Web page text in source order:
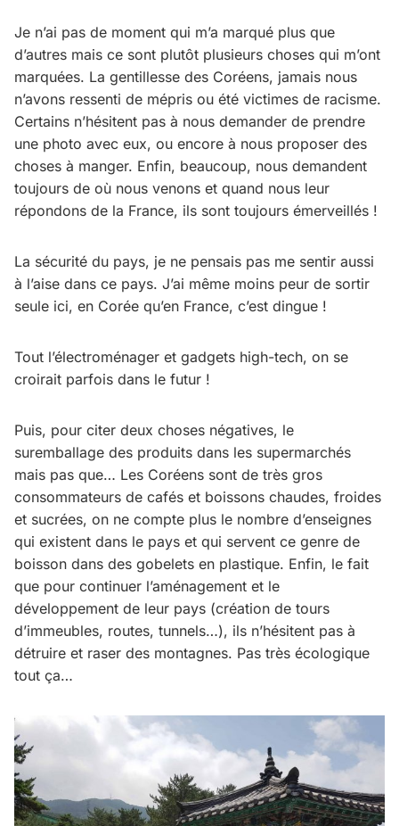
Je n’ai pas de moment qui m’a marqué plus que
d’autres mais ce sont plutôt plusieurs choses qui m’ont
marquées. La gentillesse des Coréens, jamais nous
n’avons ressenti de mépris ou été victimes de racisme.
Certains n’hésitent pas à nous demander de prendre
une photo avec eux, ou encore à nous proposer des
choses à manger. Enfin, beaucoup, nous demandent
toujours de où nous venons et quand nous leur
répondons de la France, ils sont toujours émerveillés !
La sécurité du pays, je ne pensais pas me sentir aussi
à l’aise dans ce pays. J’ai même moins peur de sortir
seule ici, en Corée qu’en France, c’est dingue !
Tout l’électroménager et gadgets high-tech, on se
croirait parfois dans le futur !
Puis, pour citer deux choses négatives, le
suremballage des produits dans les supermarchés
mais pas que… Les Coréens sont de très gros
consommateurs de cafés et boissons chaudes, froides
et sucrées, on ne compte plus le nombre d’enseignes
qui existent dans le pays et qui servent ce genre de
boisson dans des gobelets en plastique. Enfin, le fait
que pour continuer l’aménagement et le
développement de leur pays (création de tours
d’immeubles, routes, tunnels…), ils n’hésitent pas à
détruire et raser des montagnes. Pas très écologique
tout ça…